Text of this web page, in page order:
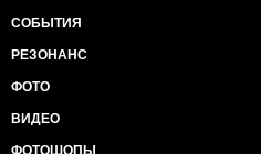
СОБЫТИЯ
РЕЗОНАНС
ФОТО
ВИДЕО
ФОТОШОПЫ